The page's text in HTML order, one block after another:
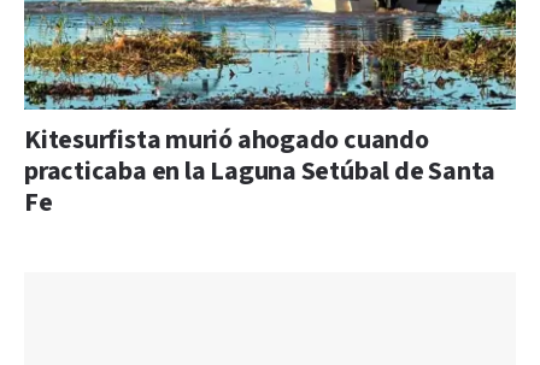
Kitesurfista murió ahogado cuando
practicaba en la Laguna Setúbal de Santa
Fe